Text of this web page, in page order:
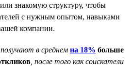
знакомую структуру, чтобы
с нужным опытом, навыками
компании.
в среднем на 18% больше
, после того как соискатели